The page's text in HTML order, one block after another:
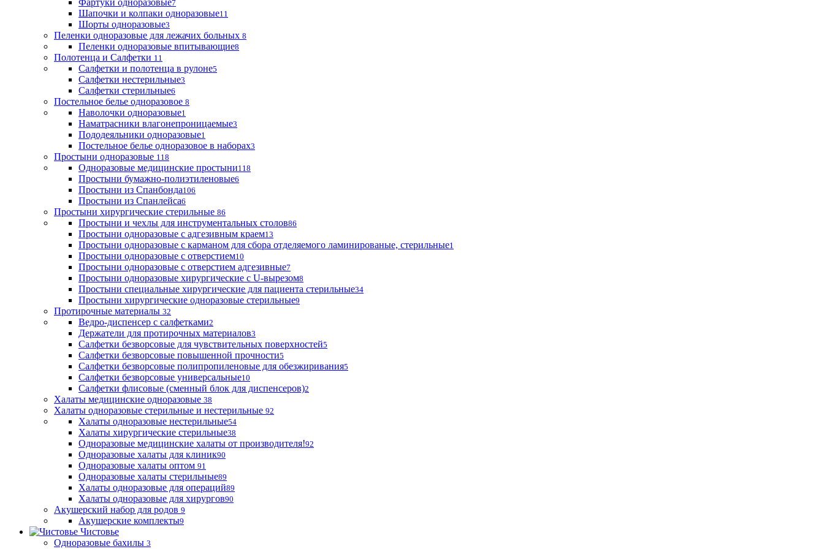
Фартуки одноразовые7
Шапочки и колпаки одноразовые11
Шорты одноразовые3
Пеленки одноразовые для лежачих больных 8
Пеленки одноразовые впитывающие8
Полотенца и Салфетки 11
Салфетки и полотенца в рулоне5
Салфетки нестерильные3
Салфетки стерильные6
Постельное белье одноразовое 8
Наволочки одноразовые1
Наматрасники влагонепроницаемые3
Пододеяльники одноразовые1
Постельное белье одноразовое в наборах3
Простыни одноразовые 118
Одноразовые медицинские простыни118
Простыни бумажно-полиэтиленовые6
Простыни из Спанбонда106
Простыни из Спанлейса6
Простыни хирургические стерильные 86
Простыни и чехлы для инструментальных столов86
Простыни одноразовые с адгезивным краем13
Простыни одноразовые с карманом для сбора отделяемого ламинированые, стерильные1
Простыни одноразовые с отверстием10
Простыни одноразовые с отверстием адгезивные7
Простыни одноразовые хирургические с U-вырезом8
Простыни специальные хирургические для пациента стерильные34
Простыни хирургические одноразовые стерильные9
Протирочные материалы 32
Ведро-диспенсер с салфетками2
Держатели для протирочных материалов3
Салфетки безворсовые для чувствительных поверхностей5
Салфетки безворсовые повышенной прочности5
Салфетки безворсовые полипропиленовые для обезжиривания5
Салфетки безворсовые универсальные10
Салфетки флисовые (сменный блок для диспенсеров)2
Халаты медицинские одноразовые 38
Халаты одноразовые стерильные и нестерильные 92
Халаты одноразовые нестерильные54
Халаты хирургические стерильные38
Одноразовые медицинские халаты от производителя!92
Одноразовые халаты для клиник90
Одноразовые халаты оптом 91
Одноразовые халаты стерильные89
Халаты одноразовые для операций89
Халаты одноразовые для хирургов90
Акушерский набор для родов 9
Акушерские комплекты9
Чистовье
Одноразовые бахилы 3